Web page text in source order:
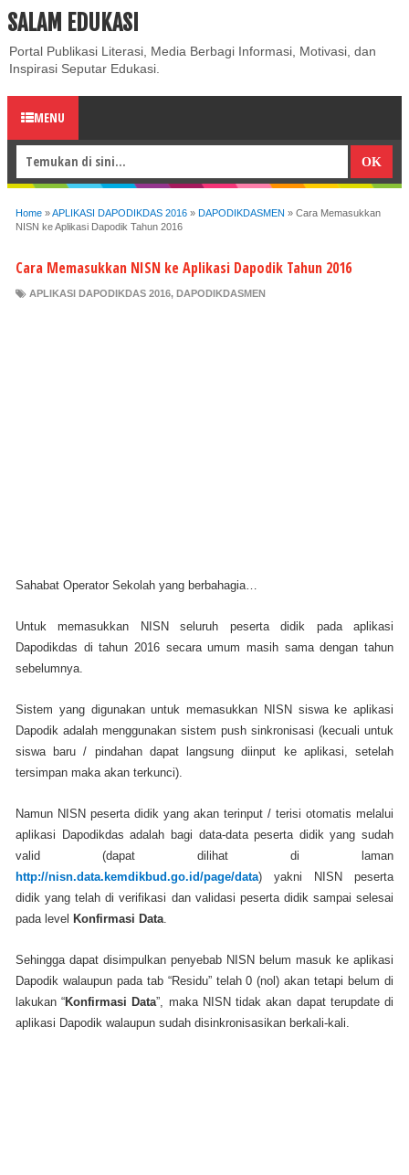
ABOUT CONTACT US
SALAM EDUKASI
Portal Publikasi Literasi, Media Berbagi Informasi, Motivasi, dan
Inspirasi Seputar Edukasi.
MENU
Home »APLIKASI DAPODIKDAS 2016 » DAPODIKDASMEN » Cara Memasukkan
NISN ke Aplikasi Dapodik Tahun 2016
Cara Memasukkan NISN ke Aplikasi Dapodik Tahun 2016
APLIKASI DAPODIKDAS 2016, DAPODIKDASMEN
Sahabat Operator Sekolah yang berbahagia…
Untuk memasukkan NISN seluruh peserta didik pada aplikasi
Dapodikdas di tahun 2016 secara umum masih sama dengan tahun
sebelumnya.
Sistem yang digunakan untuk memasukkan NISN siswa ke aplikasi
Dapodik adalah menggunakan sistem push sinkronisasi (kecuali untuk
siswa baru / pindahan dapat langsung diinput ke aplikasi, setelah
tersimpan maka akan terkunci).
Namun NISN peserta didik yang akan terinput / terisi otomatis melalui
aplikasi Dapodikdas adalah bagi data-data peserta didik yang sudah
valid (dapat dilihat di laman
http://nisn.data.kemdikbud.go.id/page/data) yakni NISN peserta
didik yang telah di verifikasi dan validasi peserta didik sampai selesai
pada level Konfirmasi Data
Sehingga dapat disimpulkan penyebab NISN belum masuk ke aplikasi
Dapodik walaupun pada tab “Residu” telah 0 (nol) akan tetapi belum di
lakukan “Konfirmasi Data”, maka NISN tidak akan dapat terupdate di
aplikasi Dapodik walaupun sudah disinkronisasikan berkali-kali.